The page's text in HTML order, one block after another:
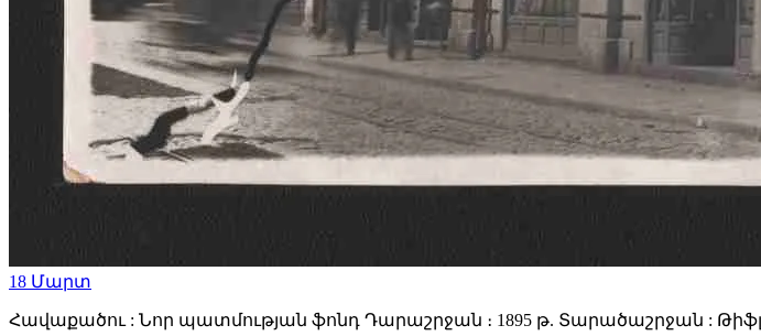
18 Մարտ
Հավաքածու : Նոր պատմության ֆոնդ Դարաշրջան ։ 1895 թ. Տարածաշրջան :